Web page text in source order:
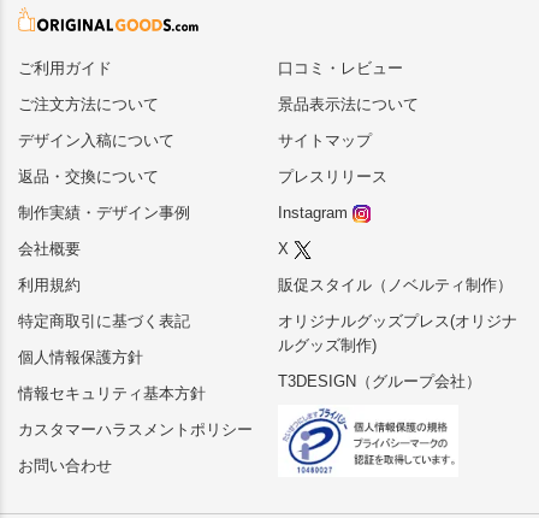
ご利用ガイド
ご注文方法について
デザイン入稿について
返品・交換について
制作実績・デザイン事例
会社概要
利用規約
特定商取引に基づく表記
個人情報保護方針
情報セキュリティ基本方針
カスタマーハラスメントポリシー
お問い合わせ
口コミ・レビュー
景品表示法について
サイトマップ
プレスリリース
Instagram
X
販促スタイル（ノベルティ制作）
オリジナルグッズプレス(オリジナ
ルグッズ制作)
T3DESIGN（グループ会社）